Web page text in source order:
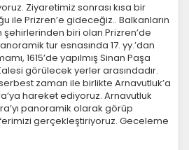
Ziyaretimiz sonrası kısa bir
ile Prizren’e gideceğiz.. Balkanların
şehirlerinden biri olan Prizren’de
tur esnasında 17. yy.’dan
1615’de yapılmış Sinan Paşa
görülecek yerler arasındadır.
zaman ile birlikte Arnavutluk’a
hareket ediyoruz. Arnavutluk
panoramik olarak görüp
gerçekleştiriyoruz. Geceleme